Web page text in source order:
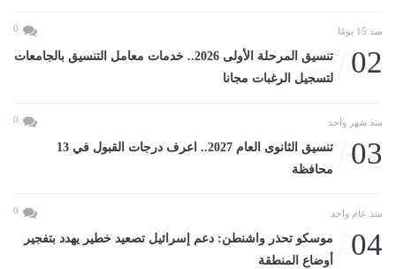
منذ 15 يومًا 0
02
تنسيق المرحلة الأولى 2026.. خدمات معامل التنسيق بالجامعات
لتسجيل الرغبات مجانا
منذ شهر واحد 0
03
تنسيق الثانوى العام 2027.. اعرف درجات القبول في 13
محافظة
منذ عام واحد 0
04
موسكو تحذر واشنطن: دعم إسرائيل تصعيد خطير يهدد بتفجير
أوضاع المنطقة